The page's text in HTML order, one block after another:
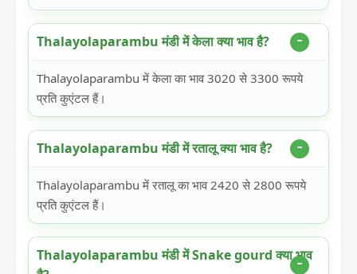
Thalayolaparambu मंडी में केला क्या भाव है?
Thalayolaparambu में केला का भाव 3020 से 3300 रूपये
प्रति कुएंटल हैं।
Thalayolaparambu मंडी में रतालू क्या भाव है?
Thalayolaparambu में रतालू का भाव 2420 से 2800 रूपये
प्रति कुएंटल हैं।
Thalayolaparambu मंडी में Snake gourd क्या भाव